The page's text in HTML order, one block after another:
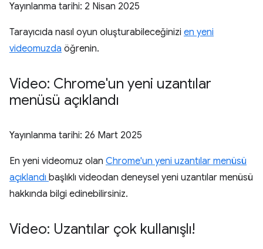
Yayınlanma tarihi: 2 Nisan 2025
Tarayıcıda nasıl oyun oluşturabileceğinizi en yeni
videomuzda öğrenin.
Video: Chrome'un yeni uzantılar
menüsü açıklandı
Yayınlanma tarihi: 26 Mart 2025
En yeni videomuz olan Chrome'un yeni uzantılar menüsü
açıklandı başlıklı videodan deneysel yeni uzantılar menüsü
hakkında bilgi edinebilirsiniz.
Video: Uzantılar çok kullanışlı!